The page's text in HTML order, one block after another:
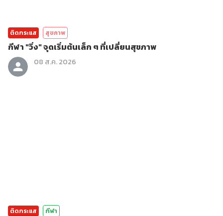
ติดกระแส สุขภาพ
กีฬา "วิ่ง" จุดเริ่มต้นเล็ก ๆ ที่เปลี่ยนสุขภาพ
08 ส.ค. 2026
ติดกระแส กีฬา